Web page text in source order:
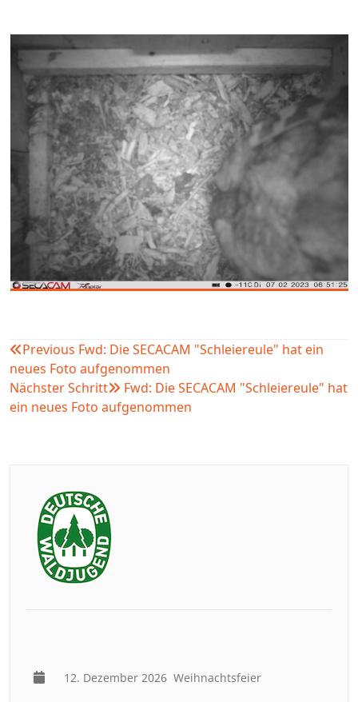
Beitragsnavigation
Previous Fwd: Die SECACAM "Schleiereule" hat ein
neues Foto aufgenommen
Nächster Schritt
Fwd: Die SECACAM "Schleiereule" hat
ein neues Foto aufgenommen
12. Dezember 2026 Weihnachtsfeier